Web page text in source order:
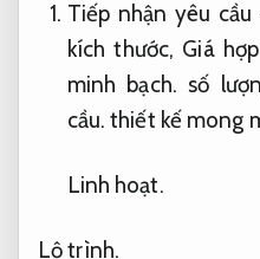
Tiếp nhận yêu
kích thước, Giá
minh bạch. số
cầu. thiết kế mong
Linh hoạt.
Lộ trình.